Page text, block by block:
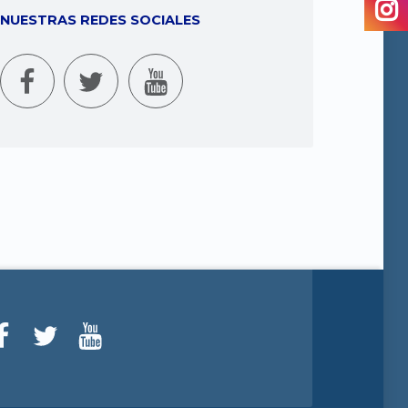
NUESTRAS REDES SOCIALES